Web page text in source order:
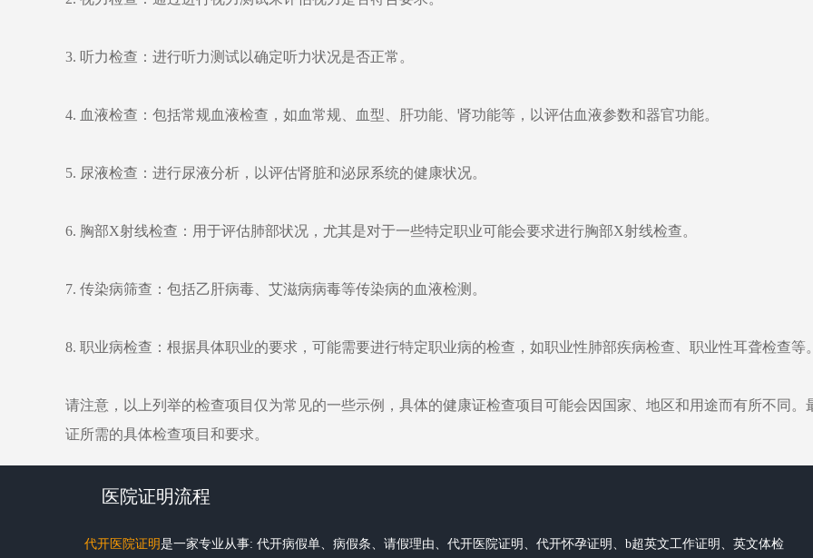
3. 听力检查：进行听力测试以确定听力状况是否正常。
4. 血液检查：包括常规血液检查，如血常规、血型、肝功能、肾功能等，以评估血液参数和器官功能。
5. 尿液检查：进行尿液分析，以评估肾脏和泌尿系统的健康状况。
6. 胸部X射线检查：用于评估肺部状况，尤其是对于一些特定职业可能会要求进行胸部X射线检查。
7. 传染病筛查：包括乙肝病毒、艾滋病病毒等传染病的血液检测。
8. 职业病检查：根据具体职业的要求，可能需要进行特定职业病的检查，如职业性肺部疾病检查、职业性耳聋检查等
请注意，以上列举的检查项目仅为常见的一些示例，具体的健康证检查项目可能会因国家、地区和用途而有所不同
证所需的具体检查项目和要求。
医院证明流程
代开医院证明是一家专业从事: 代开病假单、病假条、请假理由、代开医院证明、代开怀孕证明、b超英文工作证明、英文体检